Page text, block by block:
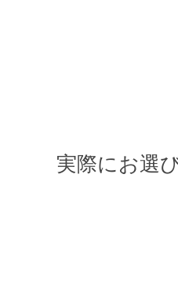
実際にお選